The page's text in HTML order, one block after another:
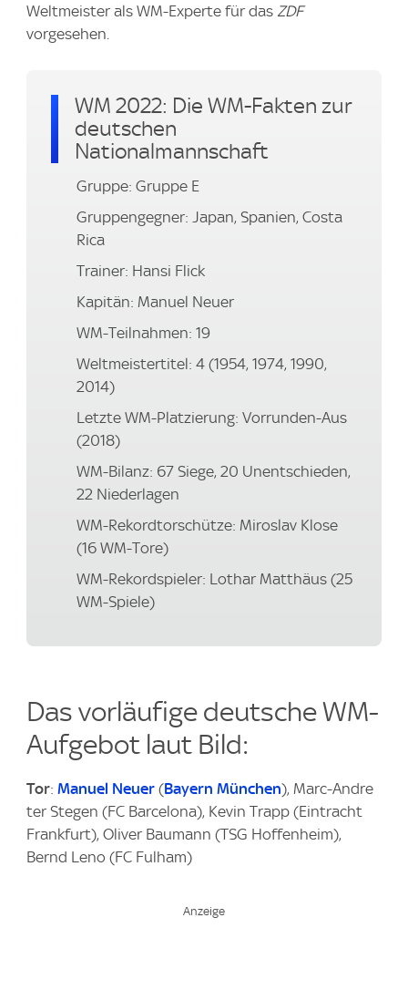
Weltmeister als WM-Experte für das ZDF
vorgesehen.
WM 2022: Die WM-Fakten zur
deutschen
Nationalmannschaft
Gruppe: Gruppe E
Gruppengegner: Japan, Spanien, Costa
Rica
Trainer: Hansi Flick
Kapitän: Manuel Neuer
WM-Teilnahmen: 19
Weltmeistertitel: 4 (1954, 1974, 1990,
2014)
Letzte WM-Platzierung: Vorrunden-Aus
(2018)
WM-Bilanz: 67 Siege, 20 Unentschieden,
22 Niederlagen
WM-Rekordtorschütze: Miroslav Klose
(16 WM-Tore)
WM-Rekordspieler: Lothar Matthäus (25
WM-Spiele)
Das vorläufige deutsche WM-
Aufgebot laut Bild:
Tor: Manuel Neuer (Bayern München), Marc-Andre
ter Stegen (FC Barcelona), Kevin Trapp (Eintracht
Frankfurt), Oliver Baumann (TSG Hoffenheim),
Bernd Leno (FC Fulham)